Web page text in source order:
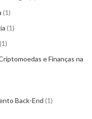
1
1
1
e Finanças na
Back-End 1